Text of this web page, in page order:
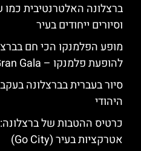
ברצלונה האלטרנטיבית
וסיורים ייחודים בעיר
מופע הפלמנקו הכי חם
להופעת פלמנקו – Gran Gala
סיור בעברית בברצלונה
היהודי
כרטיס ההטבות של ברצלונה:
אטרקציות בעיר (Go City)